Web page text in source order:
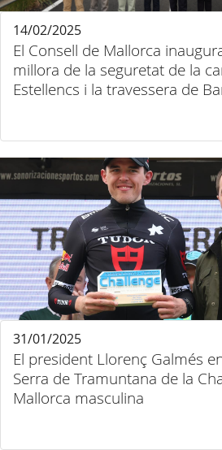
El Consell de Mallorca
millora de la seguretat de la
Estellencs i la travessera de
14/02/2025
El president Llorenç Galmés
Serra de Tramuntana de la
Mallorca masculina
31/01/2025